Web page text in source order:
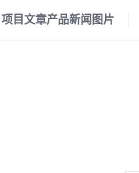
项目文章产品新闻 图片